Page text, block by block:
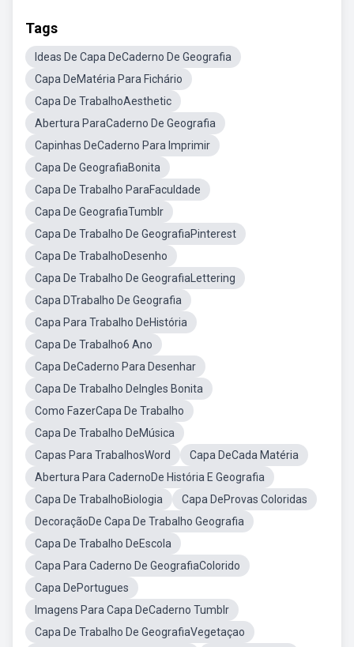
Tags
Ideas De Capa DeCaderno De Geografia
Capa DeMatéria Para Fichário
Capa De TrabalhoAesthetic
Abertura ParaCaderno De Geografia
Capinhas DeCaderno Para Imprimir
Capa De GeografiaBonita
Capa De Trabalho ParaFaculdade
Capa De GeografiaTumblr
Capa De Trabalho De GeografiaPinterest
Capa De TrabalhoDesenho
Capa De Trabalho De GeografiaLettering
Capa DTrabalho De Geografia
Capa Para Trabalho DeHistória
Capa De Trabalho6 Ano
Capa DeCaderno Para Desenhar
Capa De Trabalho DeIngles Bonita
Como FazerCapa De Trabalho
Capa De Trabalho DeMúsica
Capas Para TrabalhosWord
Capa DeCada Matéria
Abertura Para CadernoDe História E Geografia
Capa De TrabalhoBiologia
Capa DeProvas Coloridas
DecoraçãoDe Capa De Trabalho Geografia
Capa De Trabalho DeEscola
Capa Para Caderno De GeografiaColorido
Capa DePortugues
Imagens Para Capa DeCaderno Tumblr
Capa De Trabalho De GeografiaVegetaçao